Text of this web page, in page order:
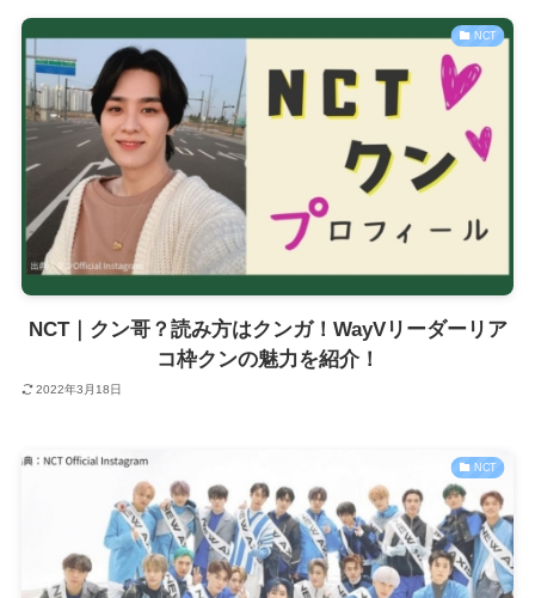
NCT
NCT｜クン哥？読み方はクンガ！WayVリーダーリア
コ枠クンの魅力を紹介！
2022年3月18日
NCT